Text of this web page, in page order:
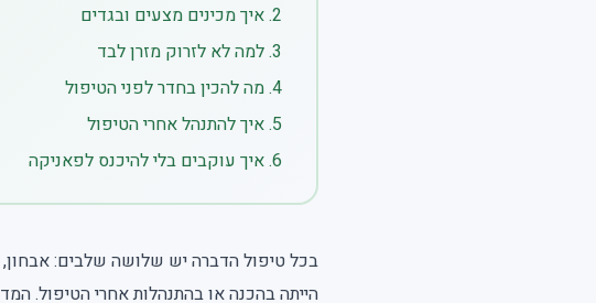
איך מכינים מצעים ובגדים
למה לא לזרוק מזרן לבד
מה להכין בחדר לפני הטיפול
איך להתנהל אחרי הטיפול
איך עוקבים בלי להיכנס לפאניקה
בכל טיפול הדברה יש שלושה שלבים:
הייתה בהכנה או בהתנהלות אחרי הטיפול.